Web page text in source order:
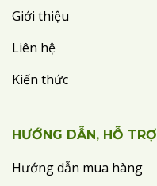
Giới thiệu
Liên hệ
Kiến thức
HƯỚNG DẪN, HỖ TRỢ
Hướng dẫn mua hàng